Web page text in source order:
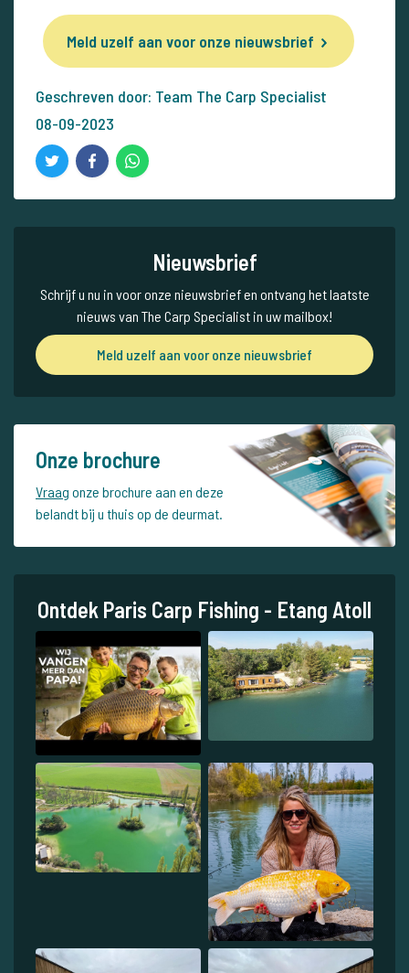
Meld uzelf aan voor onze nieuwsbrief
Geschreven door: Team The Carp Specialist
08-09-2023
Nieuwsbrief
Schrijf u nu in voor onze nieuwsbrief en ontvang het laatste
nieuws van The Carp Specialist in uw mailbox!
Meld uzelf aan voor onze nieuwsbrief
Onze brochure
Vraag onze brochure aan en deze
belandt bij u thuis op de deurmat.
Ontdek Paris Carp Fishing - Etang Atoll